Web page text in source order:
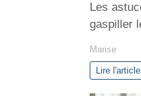
Les
gaspiller
Marise
Lire l'article